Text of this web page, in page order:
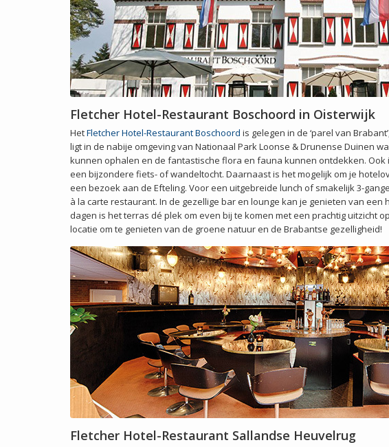
Fletcher Hotel-Restaurant Boschoord in Oisterwijk
HetFletcher Hotel-Restaurant Boschoord is gelegen in de ‘parel van
ligt in de nabije omgeving van Nationaal Park Loonse & Drunense Duinen
kunnen ophalen en de fantastische flora en fauna kunnen ontdekken. Ook
een bijzondere fiets- of wandeltocht. Daarnaast is het mogelijk om je
een bezoek aan de Efteling. Voor een uitgebreide lunch of smakelijk 3-
à la carte restaurant. In de gezellige bar en lounge kan je genieten van een
dagen is het terras dé plek om even bij te komen met een prachtig uitzicht
locatie om te genieten van de groene natuur en de Brabantse gezelligheid!
Fletcher Hotel-Restaurant Sallandse Heuvelrug